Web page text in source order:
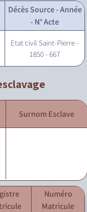
Décès Source - Année
- N° Acte
Etat civil Saint-Pierre -
1850 - 667
Surnom Esclave
Numéro
Matricule